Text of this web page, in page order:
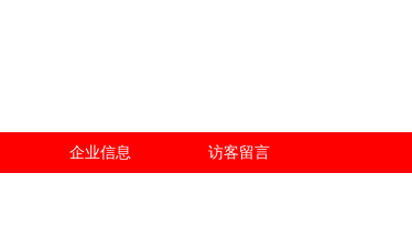
企业信息 访客留言